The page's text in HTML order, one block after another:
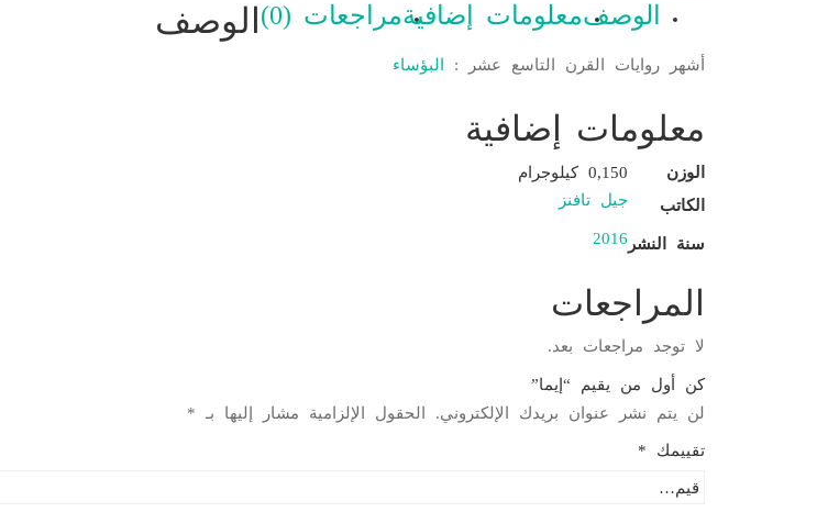
الوصفمعلومات إضافيةمراجعات (0) الوصف
أشهر روايات القرن التاسع عشر : البؤساء
معلومات إضافية
الوزن
0,150 كيلوجرام
الكاتب
جيل تافنز
سنة النشر 2016
المراجعات
لا توجد مراجعات بعد.
كن أول من يقيم “إيما”
لن يتم نشر عنوان بريدك الإلكتروني.
الحقول الإلزامية مشار إليها بـ *
تقييمك *